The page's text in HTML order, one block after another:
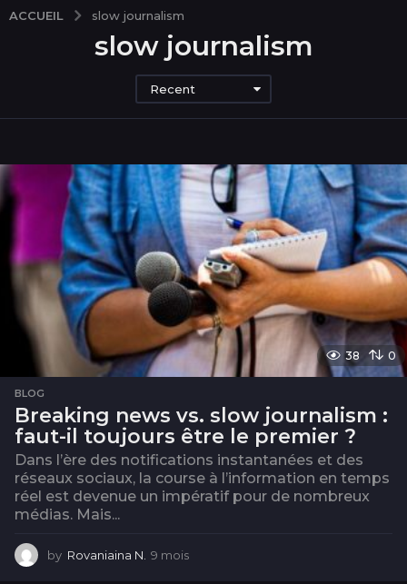
ACCUEIL slow journalism
slow journalism
Recent
38 0
BLOG
Breaking news vs. slow journalism :
faut-il toujours être le premier ?
Dans l’ère des notifications instantanées et des
réseaux sociaux, la course à l’information en temps
réel est devenue un impératif pour de nombreux
médias. Mais...
by Rovaniaina N. 9 mois